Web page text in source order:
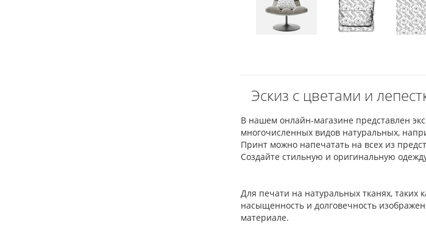
Эскиз с цветами и
В нашем онлайн-магазине представлен
многочисленных видов натуральных,
Принт можно напечатать на всех из
Создайте стильную и оригинальную
Для печати на натуральных тканях,
насыщенность и долговечность
материале.